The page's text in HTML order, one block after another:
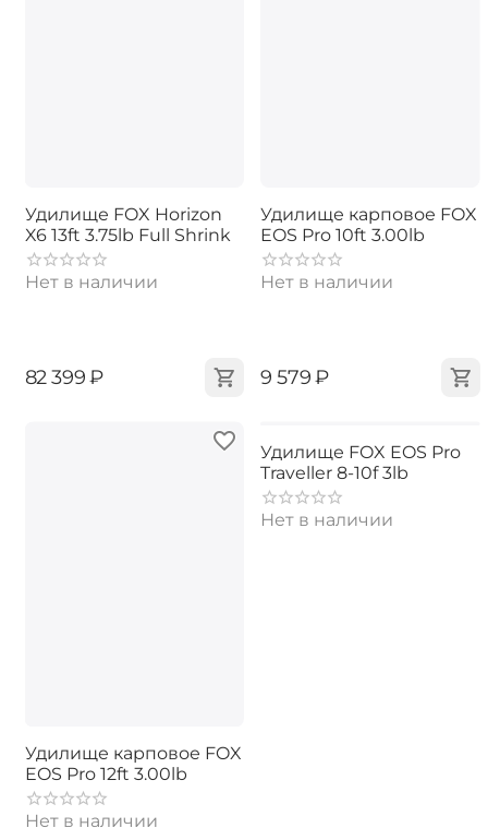
Удилище FOX Horizon
X6 13ft 3.75lb Full Shrink
Нет в наличии
‍82 399‍₽
Удилище карповое FOX
EOS Pro 10ft 3.00lb
Нет в наличии
‍9 579‍₽
Удилище карповое FOX
EOS Pro 12ft 3.00lb
Нет в наличии
Удилище FOX EOS Pro
Traveller 8-10f 3lb
Нет в наличии